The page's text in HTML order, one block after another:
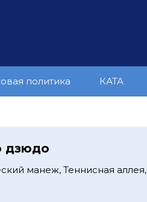
политика КАТА
дзюдо
манеж, Теннисная аллея,